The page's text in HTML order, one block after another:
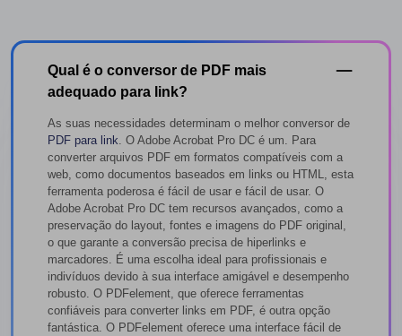
Qual é o conversor de PDF mais
adequado para link?
As suas necessidades determinam o melhor conversor de
PDF para link. O Adobe Acrobat Pro DC é um. Para
converter arquivos PDF em formatos compatíveis com a
web, como documentos baseados em links ou HTML, esta
ferramenta poderosa é fácil de usar e fácil de usar. O
Adobe Acrobat Pro DC tem recursos avançados, como a
preservação do layout, fontes e imagens do PDF original,
o que garante a conversão precisa de hiperlinks e
marcadores. É uma escolha ideal para profissionais e
indivíduos devido à sua interface amigável e desempenho
robusto. O PDFelement, que oferece ferramentas
confiáveis para converter links em PDF, é outra opção
fantástica. O PDFelement oferece uma interface fácil de